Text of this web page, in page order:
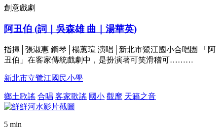
創意戲劇
阿丑伯 (詞｜吳森雄 曲｜湯華英)
指揮│張淑惠 鋼琴│楊蕙瑄 演唱│新北市鷺江國小合唱團 「阿
丑伯」在客家傳統戲劇中，是扮演著可笑滑稽可………
新北市立鷺江國民小學
鄉土歌謠 合唱 客家歌謠 國小 觀摩 天籟之音
5 min